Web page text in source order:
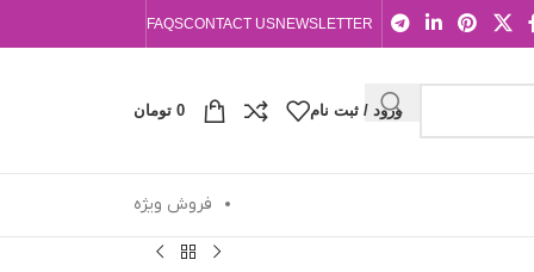
NEWSLETTER
CONTACT US
FAQS
ورود / ثبت نام 0 تومان
فروش ویژه